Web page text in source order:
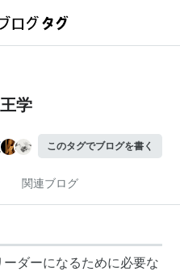
学
このタグでブログを書く
関連ブログ
ダーになるために必要な